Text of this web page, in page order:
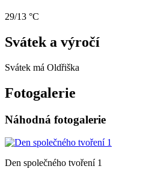
29/13 °C
Svátek a výročí
Svátek má Oldřiška
Fotogalerie
Náhodná fotogalerie
Den společného tvoření 1